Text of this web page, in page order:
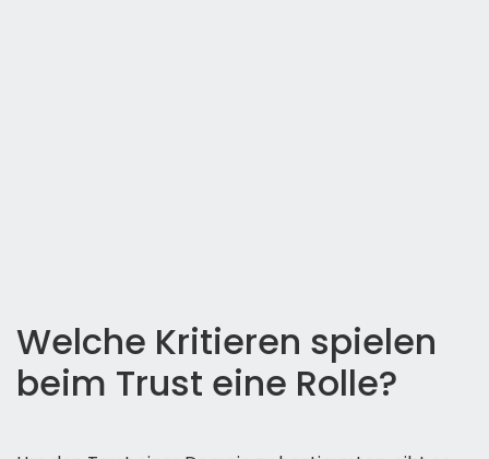
Welche Kritieren spielen
beim Trust eine Rolle?